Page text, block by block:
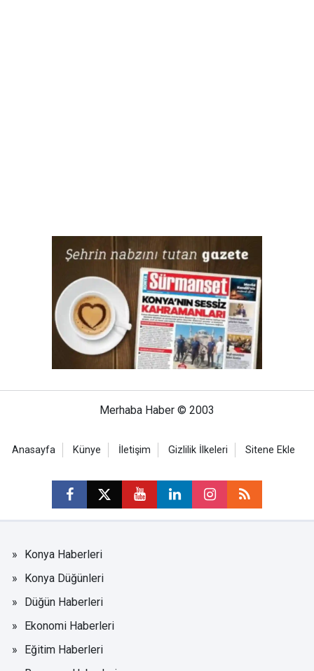
Merhaba Haber © 2003
Anasayfa Künye İletişim Gizlilik İlkeleri Sitene Ekle
Konya Haberleri
Konya Düğünleri
Düğün Haberleri
Ekonomi Haberleri
Eğitim Haberleri